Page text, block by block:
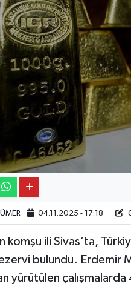
04.11.2025 - 17:18
komşu ili Sivas’ta,
bulundu. Erdemir
yürütülen